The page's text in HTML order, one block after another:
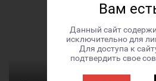
Вам
Данный сайт
исключительно для
Для доступа к
подтвердить свое